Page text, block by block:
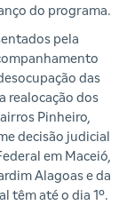
do programa.
pela
das
realocação dos
Pinheiro,
decisão judicial
em Maceió,
Alagoas e da
têm até o dia 1º.